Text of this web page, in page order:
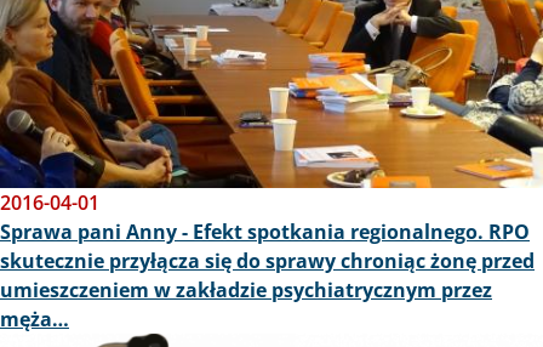
2016-04-01
Sprawa pani Anny - Efekt spotkania regionalnego. RPO
skutecznie przyłącza się do sprawy chroniąc żonę przed
umieszczeniem w zakładzie psychiatrycznym przez
męża…